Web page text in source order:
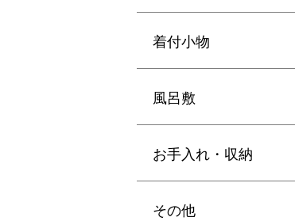
着付小物
風呂敷
お手入れ・収納
その他